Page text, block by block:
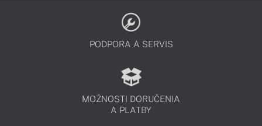
PODPORA A SERVIS
MOŽNOSTI DORUČENIA
A PLATBY